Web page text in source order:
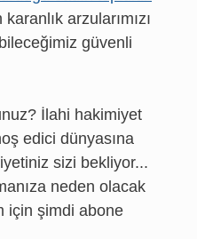
arzularımızı
güvenli
İlahi hakimiyet
edici dünyasına
sizi bekliyor...
neden olacak
için şimdi abone